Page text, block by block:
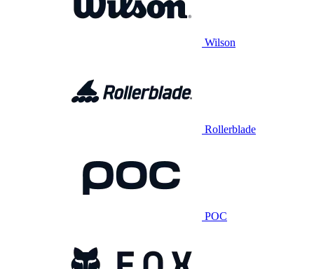
Wilson
Rollerblade
POC